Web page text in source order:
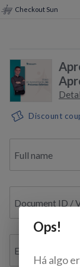
Checkout Sun
Discount
Full name
Document ID /
E-mail
Ops!
Há algo